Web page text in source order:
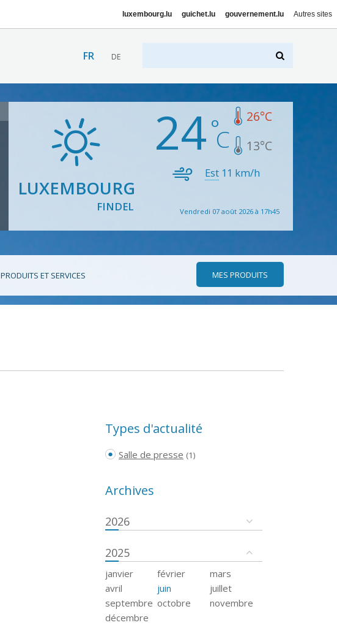
luxembourg.lu guichet.lu gouvernement.lu Autres sites
FR DE
LUXEMBOURG
FINDEL
24 26°C
13°C
Est11 km/h
Vendredi 07 août 2026 à 17h45
PRODUITS ET SERVICES MES PRODUITS
Types d'actualité
Salle de presse (1)
Archives
2026
2025
janvier février
mars
avril
juin
juillet
septembre octobre
novembre
décembre